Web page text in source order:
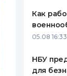
Как
05.08 16:33
НБУ
для